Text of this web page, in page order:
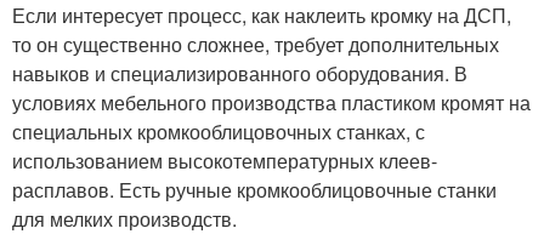
Если интересует процесс, как наклеить кромку на ДСП,
то он существенно сложнее, требует дополнительных
навыков и специализированного оборудования. В
условиях мебельного производства пластиком кромят на
специальных кромкооблицовочных станках, с
использованием высокотемпературных клеев-
расплавов. Есть ручные кромкооблицовочные станки
для мелких производств.